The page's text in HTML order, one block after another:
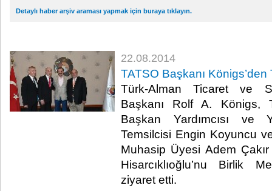
Detaylı haber arşiv araması yapmak için buraya tıklayın.
22.08.2014
TATSO Başkanı
Türk-Alman Ticaret ve
Başkanı Rolf A. Königs,
Başkan Yardımcısı ve
Temsilcisi Engin Koyuncu
Muhasip Üyesi Adem
Hisarcıklıoğlu’nu Birlik
ziyaret etti. ​